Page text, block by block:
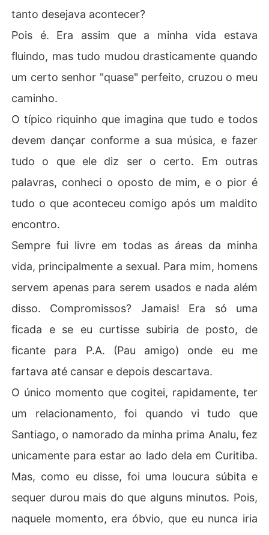
tanto desejava acontecer?
Pois é. Era assim que a minha vida estava
fluindo, mas tudo mudou drasticamente quando
um certo senhor "quase" perfeito, cruzou o meu
caminho.
O típico riquinho que imagina que tudo e todos
devem dançar conforme a sua música, e fazer
tudo o que ele diz ser o certo. Em outras
palavras, conheci o oposto de mim, e o pior é
tudo o que aconteceu comigo após um maldito
encontro.
Sempre fui livre em todas as áreas da minha
vida, principalmente a sexual. Para mim, homens
servem apenas para serem usados e nada além
disso. Compromissos? Jamais! Era só uma
ficada e se eu curtisse subiria de posto, de
ficante para P.A. (Pau amigo) onde eu me
fartava até cansar e depois descartava.
O único momento que cogitei, rapidamente, ter
um relacionamento, foi quando vi tudo que
Santiago, o namorado da minha prima Analu, fez
unicamente para estar ao lado dela em Curitiba.
Mas, como eu disse, foi uma loucura súbita e
sequer durou mais do que alguns minutos. Pois,
naquele momento, era óbvio, que eu nunca iria